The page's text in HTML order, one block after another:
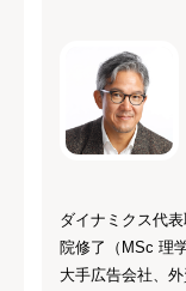
ダイナミクス代
院修了（MSc 理
大手広告会社、